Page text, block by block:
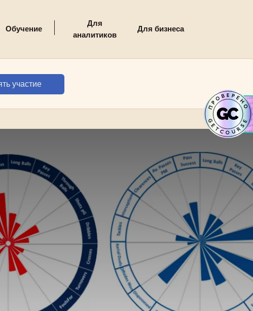
Для
аналитиков
Для бизнеса
Обучение
участие